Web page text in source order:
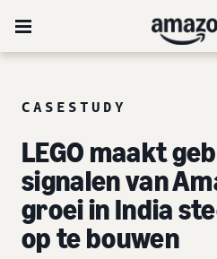
CASESTUDY
LEGO maakt
signalen van
groei in India
op te bouwen